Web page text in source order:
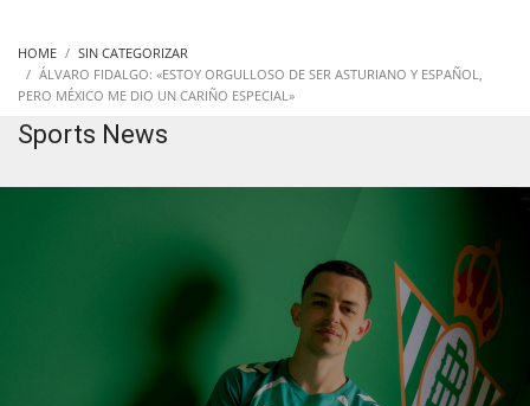
HOME
SIN CATEGORIZAR
ÁLVARO FIDALGO: «ESTOY ORGULLOSO DE SER ASTURIANO Y ESPAÑOL,
PERO MÉXICO ME DIO UN CARIÑO ESPECIAL»
Sports News